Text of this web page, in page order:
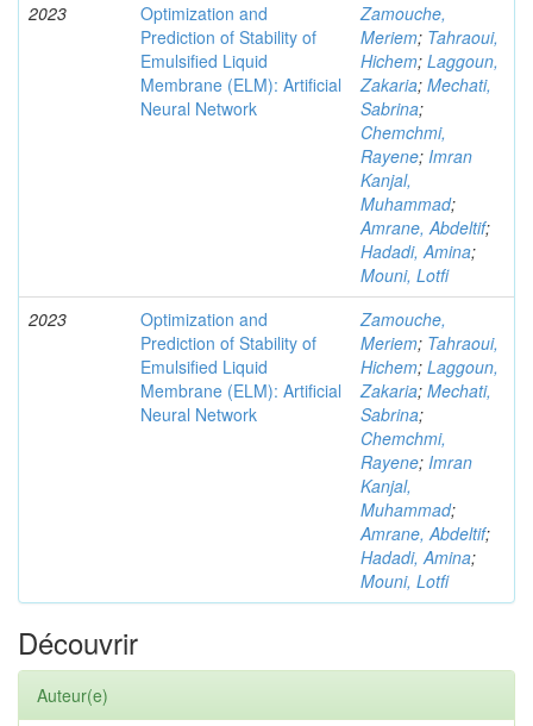
2023
Optimization and
Prediction of Stability of
Emulsified Liquid
Membrane (ELM): Artificial
Neural Network
Zamouche,
Meriem; Tahraoui,
Hichem; Laggoun,
Zakaria; Mechati,
Sabrina;
Chemchmi,
Rayene; Imran
Kanjal,
Muhammad;
Amrane, Abdeltif;
Hadadi, Amina;
Mouni, Lotfi
2023
Optimization and
Prediction of Stability of
Emulsified Liquid
Membrane (ELM): Artificial
Neural Network
Zamouche,
Meriem; Tahraoui,
Hichem; Laggoun,
Zakaria; Mechati,
Sabrina;
Chemchmi,
Rayene; Imran
Kanjal,
Muhammad;
Amrane, Abdeltif;
Hadadi, Amina;
Mouni, Lotfi
Découvrir
Auteur(e)